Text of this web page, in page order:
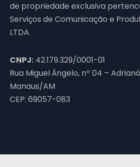
de propriedade exclusiva
Serviços de Comunicação e
LTDA.
CNPJ: 42.179.329/0001-01
Rua Miguel Ângelo, nº 04 –
Manaus/AM
CEP: 69057-083